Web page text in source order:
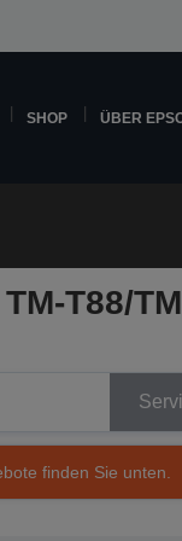
SHOP ÜBER
T88/
finden Sie unten.